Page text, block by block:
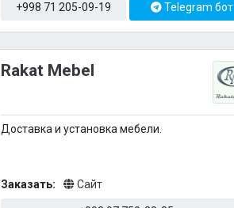
+998 71 205-09-19 Telegram бот
Rakat Mebel
Доставка и установка мебели.
Заказать: Сайт